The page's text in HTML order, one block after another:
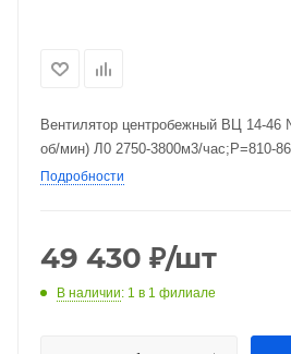
Вентилятор центробежный ВЦ 14-
об/мин) Л0 2750-3800м3/час;Р=810-
Подробности
49 430 ₽/шт
В наличии: 1 в 1 филиале